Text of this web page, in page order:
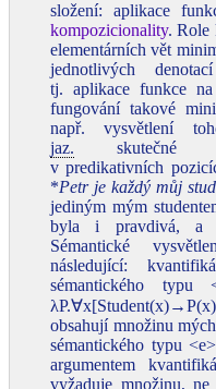
složení: aplikace
kompozicionality. Role
elementárních vět
jednotlivých
tj. aplikace funkce
fungování takové
např. vysvětlení
jaz. skutečné
v predikativních
*Petr je každý můj
jediným mým
byla i pravdivá, a
Sémantické
následující:
sémantického typu
obsahují množinu
sémantického typu
argumentem
vyžaduje množinu,